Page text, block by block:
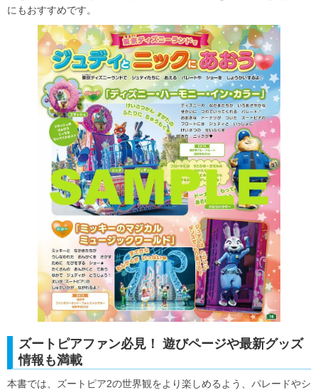
にもおすすめです。
ズートピアファン必見！ 遊びページや最新グッズ
情報も満載
本書では、ズートピア2の世界観をより楽しめるよう、パレードやシ